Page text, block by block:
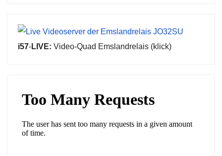
i57-LIVE: Video-Quad Emslandrelais (klick)